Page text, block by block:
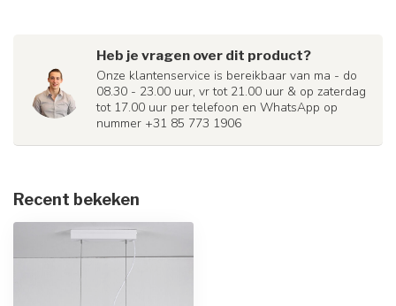
Heb je vragen over dit product?
Onze klantenservice is bereikbaar van ma - do
08.30 - 23.00 uur, vr tot 21.00 uur & op zaterdag
tot 17.00 uur per telefoon en WhatsApp op
nummer +31 85 773 1906
Recent bekeken